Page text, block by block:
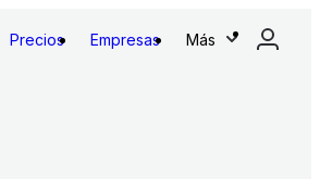
Precios Empresas Más